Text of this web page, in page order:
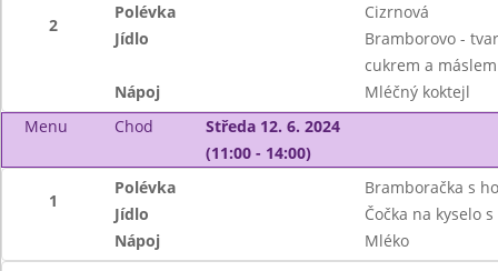
2
Polévka
Cizrnová
Jídlo
Bramborovo -
cukrem a máslem
Nápoj
Mléčný koktejl
Menu
Chod
Středa 12. 6. 2024
(11:00 - 14:00)
1
Polévka
Bramboračka s
Jídlo
Čočka na kyselo
Nápoj
Mléko